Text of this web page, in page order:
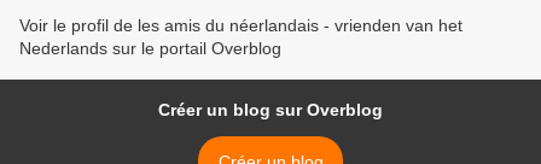
Voir le profil de les amis du néerlandais - vrienden van het
Nederlands sur le portail Overblog
Créer un blog sur Overblog